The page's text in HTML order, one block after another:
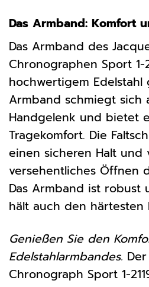
Das Armband: Komfort
Das Armband des
Chronographen Sport 1-
hochwertigem Edelstahl
Armband schmiegt sich
Handgelenk und bietet
Tragekomfort. Die
einen sicheren Halt
versehentliches Öffnen
Das Armband ist robust
hält auch den härtesten
Genießen Sie den
Edelstahlarmbandes.
Chronograph Sport 1-